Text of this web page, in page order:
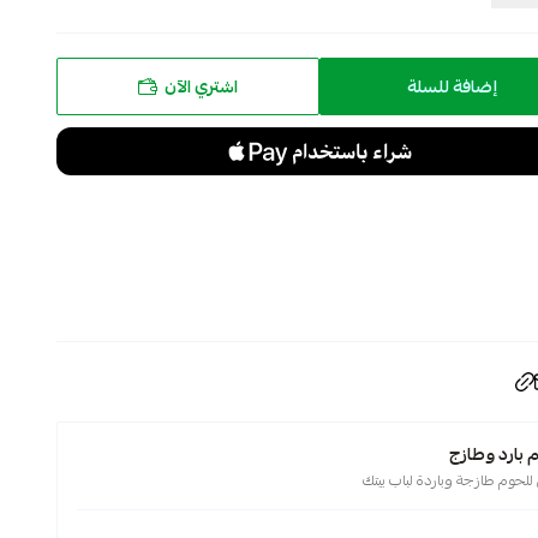
إضافة للسلة اشتري الآن
وطازج
طازجة وباردة لباب بيتك